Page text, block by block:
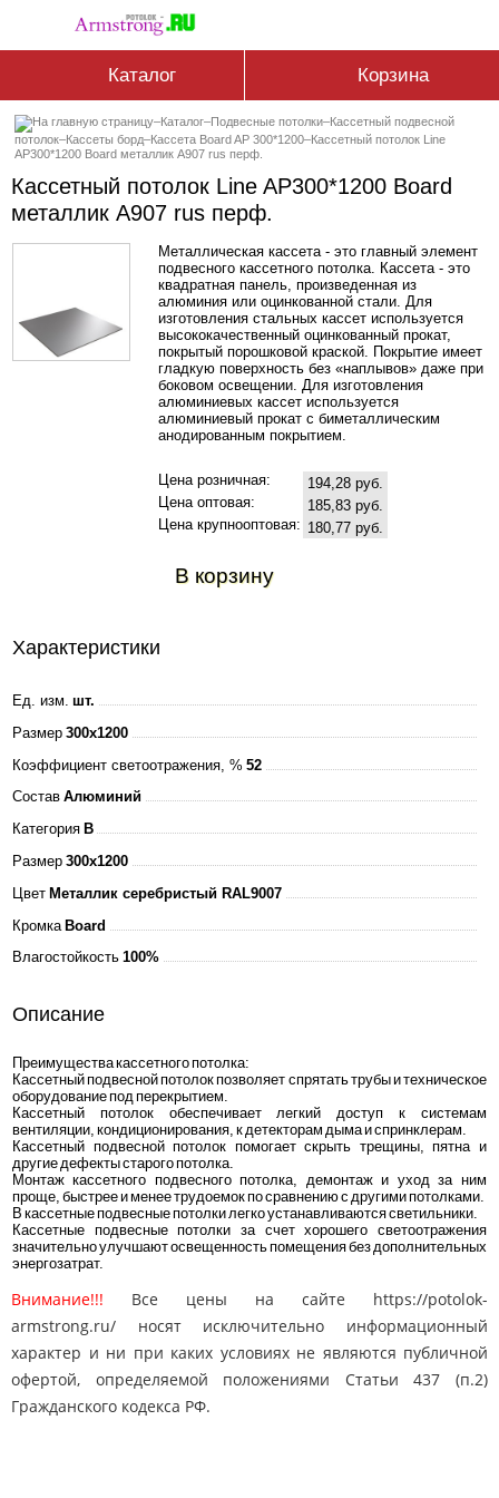
Каталог Корзина
–Каталог–Подвесные потолки–Кассетный подвесной
потолок–Кассеты борд–Кассетa Board AP 300*1200–Кассетный потолок Line
AP300*1200 Board металлик А907 rus перф.
Кассетный потолок Line AP300*1200 Board
металлик А907 rus перф.
Металлическая кассета - это главный элемент
подвесного кассетного потолка. Кассета - это
квадратная панель, произведенная из
алюминия или оцинкованной стали. Для
изготовления стальных кассет используется
высококачественный оцинкованный прокат,
покрытый порошковой краской. Покрытие имеет
гладкую поверхность без «наплывов» даже при
боковом освещении. Для изготовления
алюминиевых кассет используется
алюминиевый прокат с биметаллическим
анодированным покрытием.
Цена розничная:
194,28 руб.
Цена оптовая:
185,83 руб.
Цена крупнооптовая: 180,77 руб.
В корзину
Характеристики
Ед. изм. шт.
Размер 300x1200
Коэффициент светоотражения, % 52
Состав Алюминий
Категория B
Размер 300x1200
Цвет Металлик серебристый RAL9007
Кромка Board
Влагостойкость 100%
Описание
Преимущества кассетного потолка:
Кассетный подвесной потолок позволяет спрятать трубы и техническое
оборудование под перекрытием.
Кассетный потолок обеспечивает легкий доступ к системам
вентиляции, кондиционирования, к детекторам дыма и спринклерам.
Кассетный подвесной потолок помогает скрыть трещины, пятна и
другие дефекты старого потолка.
Монтаж кассетного подвесного потолка, демонтаж и уход за ним
проще, быстрее и менее трудоемок по сравнению с другими потолками.
В кассетные подвесные потолки легко устанавливаются светильники.
Кассетные подвесные потолки за счет хорошего светоотражения
значительно улучшают освещенность помещения без дополнительных
энергозатрат.
Внимание!!! Все цены на сайте https://potolok-
armstrong.ru/ носят исключительно информационный
характер и ни при каких условиях не являются публичной
офертой, определяемой положениями Статьи 437 (п.2)
Гражданского кодекса РФ.